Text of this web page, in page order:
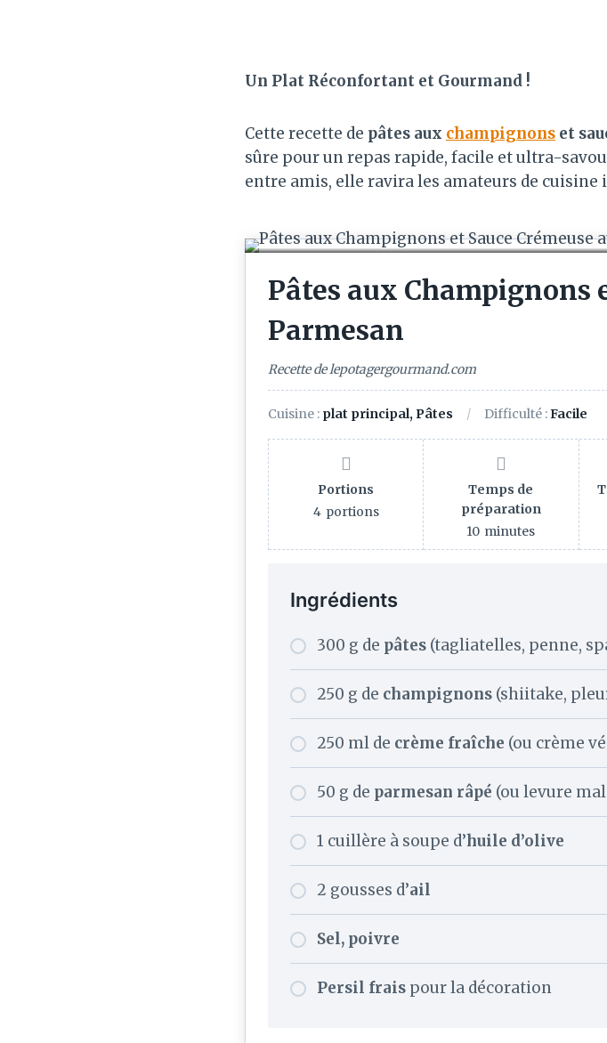
Un Plat Réconfortant et Gourmand !
Cette recette de pâtes aux champignons et
sûre pour un repas rapide, facile et ultra-
entre amis, elle ravira les amateurs de cuisine
Pâtes aux Champignons
Parmesan
Recette de lepotagergourmand.com
Cuisine : plat principal, Pâtes Difficulté :Facile
Portions
4 portions
Temps de
préparation
10 minutes
Ingrédients
300 g de pâtes (tagliatelles, penne,
250 g de champignons (shiitake,
250 ml de crème fraîche (ou crème
50 g de parmesan râpé (ou levure
1 cuillère à soupe d’huile d’olive
2 gousses d’ail
Sel, poivre
Persil frais pour la décoration